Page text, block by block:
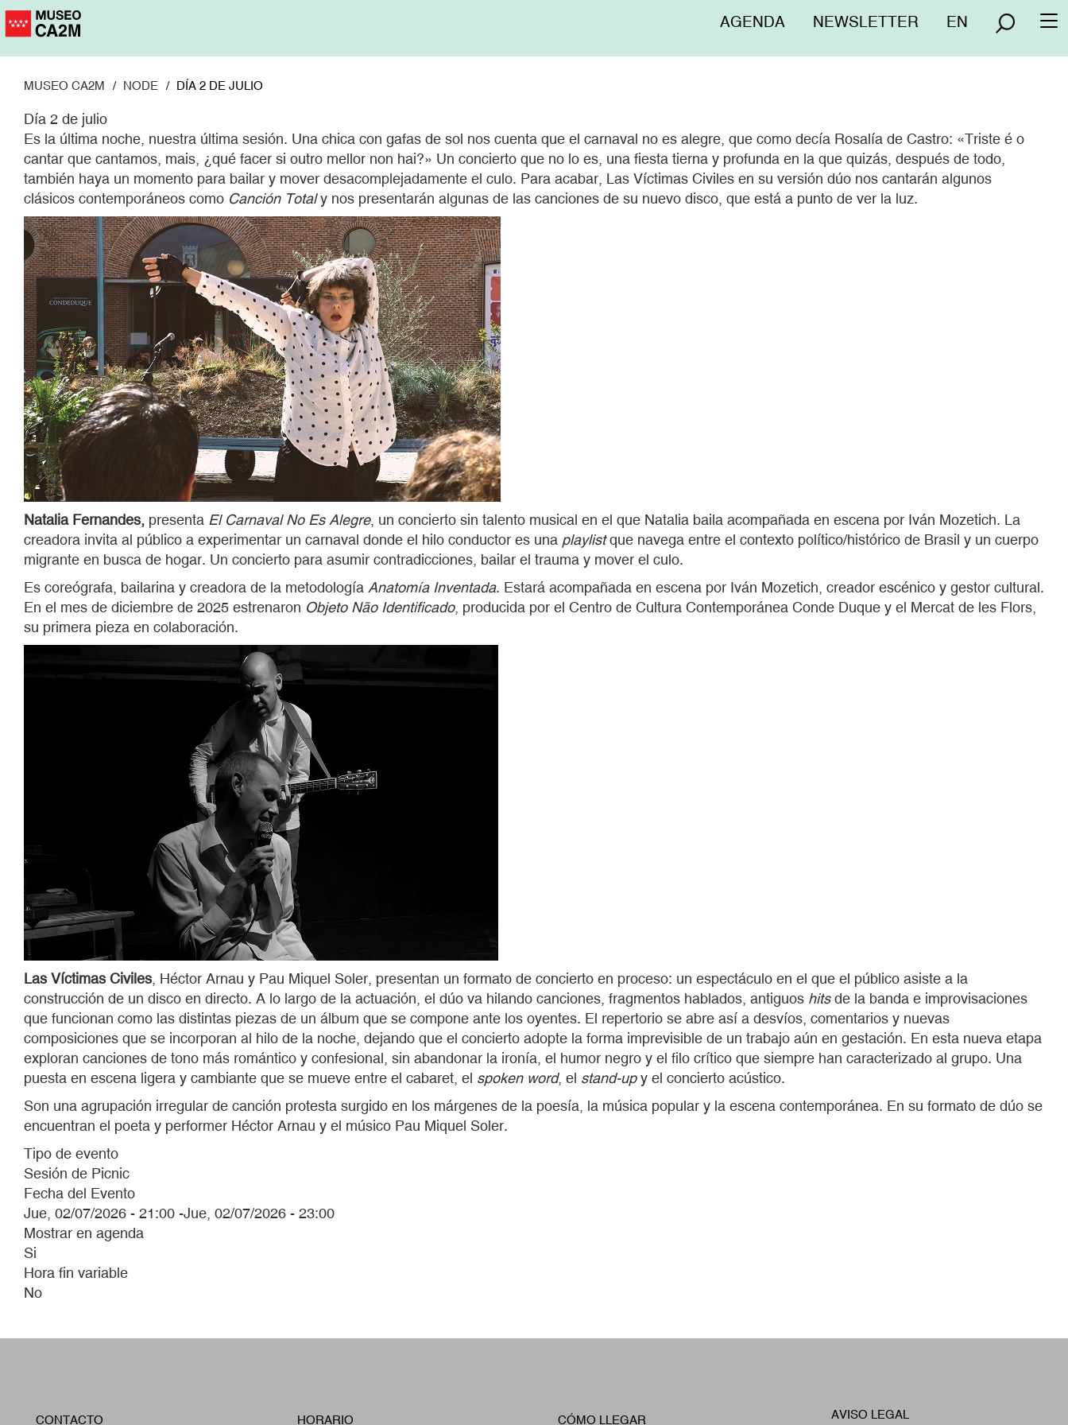
Pasar
Menú
AGENDA NEWSLETTER EN
MUSEO CA2M NODE DÍA 2 DE JULIO
Día 2 de julio
Es la última noche, nuestra última sesión. Una chica con gafas de sol nos cuenta que el carnaval no es alegre, que como decía Rosalía de Castro: «Triste é o
cantar que cantamos, mais, ¿qué facer si outro mellor non hai?» Un concierto que no lo es, una fiesta tierna y profunda en la que quizás, después de todo,
también haya un momento para bailar y mover desacomplejadamente el culo. Para acabar, Las Víctimas Civiles en su versión dúo nos cantarán algunos
clásicos contemporáneos como Canción Totaly nos presentarán algunas de las canciones de su nuevo disco, que está a punto de ver la luz.
Natalia Fernandes, presenta El Carnaval No Es Alegre, un concierto sin talento musical en el que Natalia baila acompañada en escena por Iván Mozetich. La
creadora invita al público a experimentar un carnaval donde el hilo conductor es una playlistque navega entre el contexto político/histórico de Brasil y un cuerpo
migrante en busca de hogar. Un concierto para asumir contradicciones, bailar el trauma y mover el culo.
Es coreógrafa, bailarina y creadora de la metodología Anatomía Inventada. Estará acompañada en escena por Iván Mozetich, creador escénico y gestor cultural.
En el mes de diciembre de 2025 estrenaron Objeto Não Identificado, producida por el Centro de Cultura Contemporánea Conde Duque y el Mercat de les Flors,
su primera pieza en colaboración.
Las Víctimas Civiles , Héctor Arnau y Pau Miquel Soler, presentan un formato de concierto en proceso: un espectáculo en el que el público asiste a la
construcción de un disco en directo. A lo largo de la actuación, el dúo va hilando canciones, fragmentos hablados, antiguos hitsde la banda e improvisaciones
que funcionan como las distintas piezas de un álbum que se compone ante los oyentes. El repertorio se abre así a desvíos, comentarios y nuevas
composiciones que se incorporan al hilo de la noche, dejando que el concierto adopte la forma imprevisible de un trabajo aún en gestación. En esta nueva etapa
exploran canciones de tono más romántico y confesional, sin abandonar la ironía, el humor negro y el filo crítico que siempre han caracterizado al grupo. Una
puesta en escena ligera y cambiante que se mueve entre el cabaret, el spoken word, el stand-upy el concierto acústico.
Son una agrupación irregular de canción protesta surgido en los márgenes de la poesía, la música popular y la escena contemporánea. En su formato de dúo se
encuentran el poeta y performer Héctor Arnau y el músico Pau Miquel Soler.
Tipo de evento
Sesión de Picnic
Fecha del Evento
Jue, 02/07/2026 - 21:00 -Jue, 02/07/2026 - 23:00
Mostrar en agenda
Si
Hora fin variable
No
CONTACTO HORARIO CÓMO LLEGAR Footer
AVISO LEGAL